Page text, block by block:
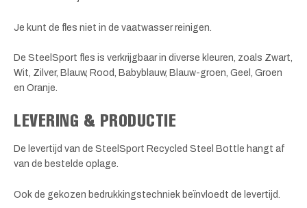
Je kunt de fles niet in de vaatwasser reinigen.
De SteelSport fles is verkrijgbaar in diverse kleuren, zoals Zwart,
Wit, Zilver, Blauw, Rood, Babyblauw, Blauw-groen, Geel, Groen
en Oranje.
LEVERING & PRODUCTIE
De levertijd van de SteelSport Recycled Steel Bottle hangt af
van de bestelde oplage.
Ook de gekozen bedrukkingstechniek beïnvloedt de levertijd.